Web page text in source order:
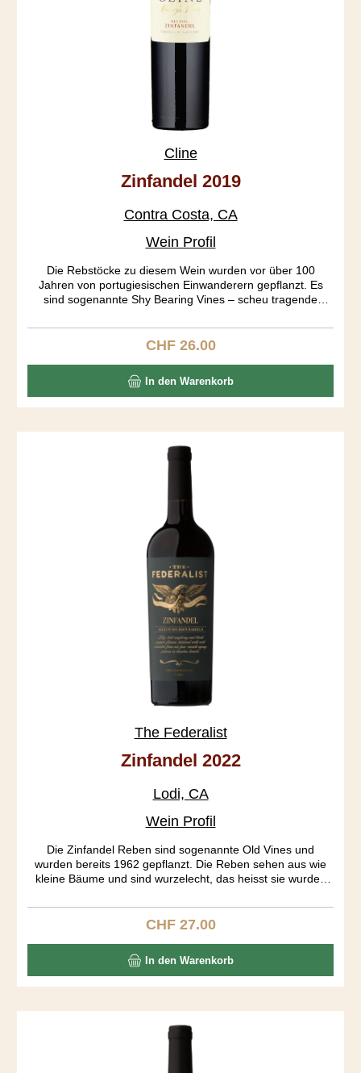
Cline
Zinfandel 2019
Contra Costa, CA
Wein Profil
Die Rebstöcke zu diesem Wein wurden vor über 100
Jahren von portugiesischen Einwanderern gepflanzt. Es
sind sogenannte Shy Bearing Vines – scheu tragende
Oakley Vineyard war wegen seiner Sandigkeit noch nie von
Phylloxera befallen. Die Tannine sind extra soft. Der Wein
Aromen vermengen sich mit Kaffee und Schoko – gäbe es
die Kategorie "Lady Wine" noch, würde ich Nancy dort
einordnen. Nancy ist übrigens der Vorname von Frau Cline.
Regulärer Preis:
CHF 26.00
In den Warenkorb
The Federalist
Zinfandel 2022
Lodi, CA
Wein Profil
Die Zinfandel Reben sind sogenannte Old Vines und
wurden bereits 1962 gepflanzt. Die Reben sehen aus wie
kleine Bäume und sind wurzelecht, das heisst sie wurden
wurden getrennt fermentiert. Erst am 19. Tag der Gärung
wurden die Traubenhäute entfernt. Der Ausbau fand in
ist ein tiefgründiger Wein mit einem gut strukturierten
Körper, präsentenen Tanninen und einem langen Abgang.
Regulärer Preis:
CHF 27.00
In den Warenkorb